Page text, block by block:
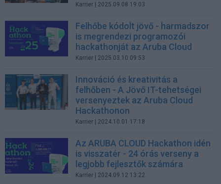
Karrier | 2025.09.08 19:03
Felhőbe kódolt jövő - harmadszor
is megrendezi programozói
hackathonját az Aruba Cloud
Karrier | 2025.03.10 09:53
Innováció és kreativitás a
felhőben - A Jövő IT-tehetségei
versenyeztek az Aruba Cloud
Hackathonon
Karrier | 2024.10.01 17:18
Az ARUBA CLOUD Hackathon idén
is visszatér - 24 órás verseny a
legjobb fejlesztők számára
Karrier | 2024.09.12 13:22